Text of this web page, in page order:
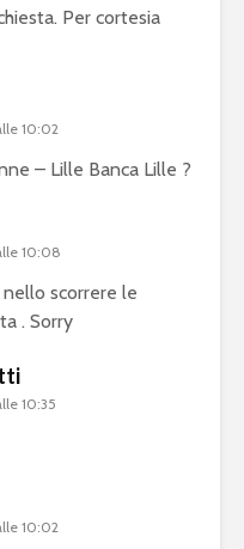
Per cortesia
10:02
– Lille Banca Lille ?
10:08
scorrere le
. Sorry
10:35
10:02